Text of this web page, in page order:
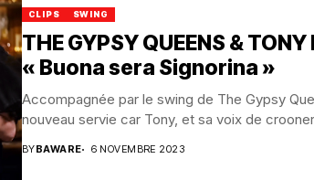
CLIPS SWING
THE GYPSY QUEENS &
« Buona sera Signorina »
Accompagnée par le swing de The Gypsy
nouveau servie car Tony, et sa voix de
BYBAWARE 6 NOVEMBRE 2023